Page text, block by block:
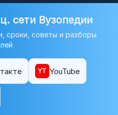
сети Вузопедии
сроки, советы и разборы
YT YouTube